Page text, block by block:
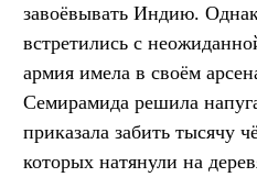
завоёвывать Индию.
встретились с
армия имела в своём
Семирамида решила
приказала забить тысячу
которых натянули на